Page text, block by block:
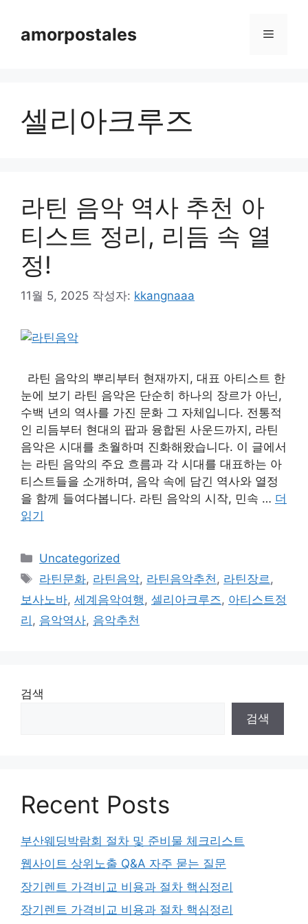
amorpostales 메
셀리아크루즈
라틴 음악 역사 추천 아
티스트 정리, 리듬 속 열
정!
11월 5, 2025 작성자: kkangnaaa
라틴 음악의 뿌리부터 현재까지, 대표 아티스트 한
눈에 보기 라틴 음악은 단순히 하나의 장르가 아닌,
수백 년의 역사를 가진 문화 그 자체입니다. 전통적
인 리듬부터 현대의 팝과 융합된 사운드까지, 라틴
음악은 시대를 초월하며 진화해왔습니다. 이 글에서
는 라틴 음악의 주요 흐름과 각 시대를 대표하는 아
티스트들을 소개하며, 음악 속에 담긴 역사와 열정
을 함께 들여다봅니다. 라틴 음악의 시작, 민속 … 더
읽기
카
테
고
리
Uncategorized
태
그
라틴문화, 라틴음악, 라틴음악추천 , 라틴장르 ,
보사노바, 세계음악여행 , 셀리아크루즈 , 아티스트정
리 , 음악역사, 음악추천
검색
검색
Recent Posts
부산웨딩박람회 절차 및 준비물 체크리스트
웹사이트 상위노출 Q&A 자주 묻는 질문
장기렌트 가격비교 비용과 절차 핵심정리
장기렌트 가격비교 비용과 절차 핵심정리